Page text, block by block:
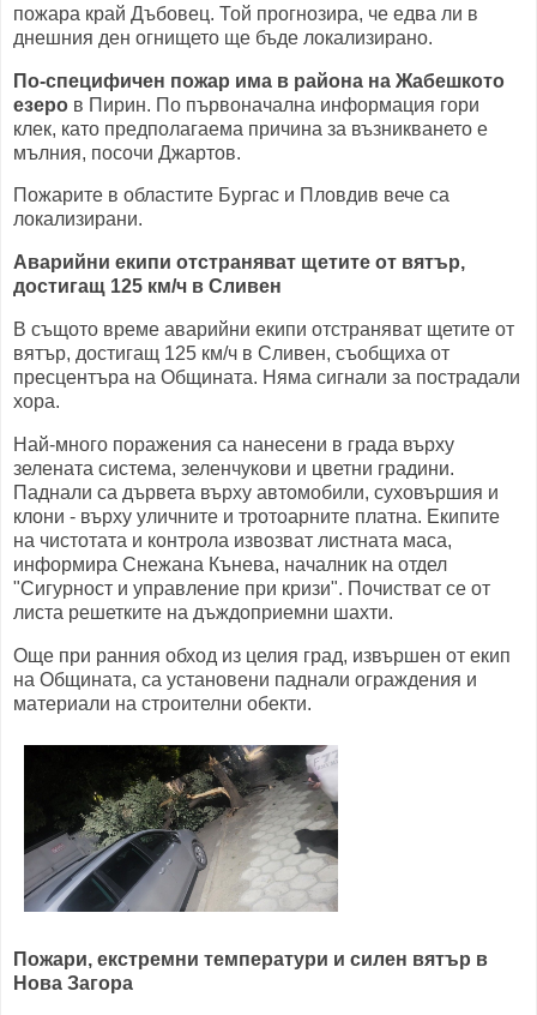
пожара край Дъбовец. Той прогнозира, че едва ли в
днешния ден огнището ще бъде локализирано.
По-специфичен пожар има в района на Жабешкото
езеро в Пирин. По първоначална информация гори
клек, като предполагаема причина за възникването е
мълния, посочи Джартов.
Пожарите в областите Бургас и Пловдив вече са
локализирани.
Аварийни екипи отстраняват щетите от вятър,
достигащ 125 км/ч в Сливен
В същото време аварийни екипи отстраняват щетите от
вятър, достигащ 125 км/ч в Сливен, съобщиха от
пресцентъра на Общината. Няма сигнали за пострадали
хора.
Най-много поражения са нанесени в града върху
зелената система, зеленчукови и цветни градини.
Паднали са дървета върху автомобили, суховършия и
клони - върху уличните и тротоарните платна. Екипите
на чистотата и контрола извозват листната маса,
информира Снежана Кънева, началник на отдел
"Сигурност и управление при кризи". Почистват се от
листа решетките на дъждоприемни шахти.
Още при ранния обход из целия град, извършен от екип
на Общината, са установени паднали ограждения и
материали на строителни обекти.
Пожари, екстремни температури и силен вятър в
Нова Загора